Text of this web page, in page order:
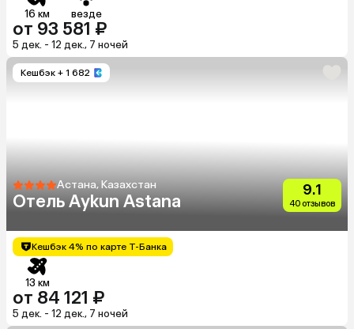
16 км везде
от 93 581 ₽
5 дек. - 12 дек., 7 ночей
Кешбэк + 1 682
Астана, Казахстан
Отель Aykun Astana
9.1
40 отзывов
Кешбэк 4% по карте Т-Банка
13 км
от 84 121 ₽
5 дек. - 12 дек., 7 ночей